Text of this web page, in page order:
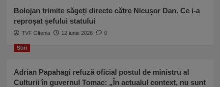
Bolojan trimite săgeți directe către Nicușor Dan. Ce i-a
reproșat șefului statului
TVF Oltenia 12 iunie 2026 0
Stiri
Adrian Papahagi refuză oficial postul de ministru al
Culturii în guvernul Tomac: „În actualul context, nu sunt